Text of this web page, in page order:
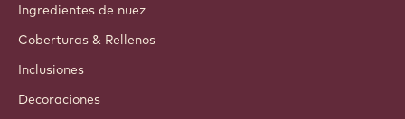
Ingredientes de nuez
Coberturas & Rellenos
Inclusiones
Decoraciones